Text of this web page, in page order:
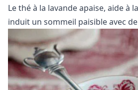
Le thé à la lavande apaise, aide à
induit un sommeil paisible avec